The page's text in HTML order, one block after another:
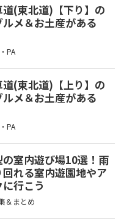
(東北道)【下り】の
メ＆お土産がある
PA
(東北道)【上り】の
メ＆お土産がある
PA
室内遊び場10選！雨
れる室内遊園地やア
行こう
＆まとめ